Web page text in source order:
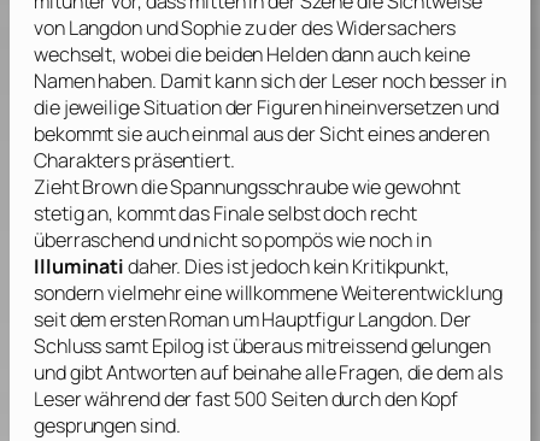
von Langdon und Sophie zu der des Widersachers
wechselt, wobei die beiden Helden dann auch keine
Namen haben. Damit kann sich der Leser noch besser in
die jeweilige Situation der Figuren hineinversetzen und
bekommt sie auch einmal aus der Sicht eines anderen
Charakters präsentiert.
ZiehtBrowndie Spannungsschraube wie gewohnt
stetig an, kommt das Finale selbst doch recht
überraschend und nicht so pompös wie noch in
Illuminatidaher. Dies ist jedoch kein Kritikpunkt,
sondern vielmehr eine willkommene Weiterentwicklung
seit dem ersten Roman um Hauptfigur Langdon. Der
Schluss samt Epilog ist überaus mitreissend gelungen
und gibt Antworten auf beinahe alle Fragen, die dem als
Leser während der fast 500 Seiten durch den Kopf
gesprungen sind.